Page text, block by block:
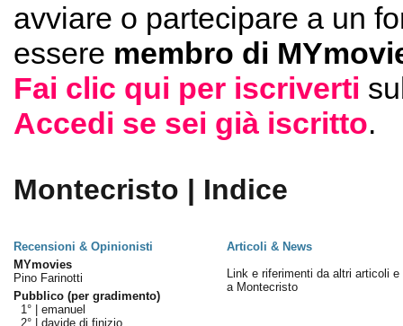
avviare o partecipare a un
essere membro di
Fai clic qui per iscriverti
Accedi se sei già iscritto.
Montecristo | Indice
Recensioni & Opinionisti
Articoli & News
MYmovies
Pino Farinotti
Pubblico (per gradimento)
1° | emanuel
2° | davide di finizio
Link e riferimenti da altri articoli e
a Montecristo